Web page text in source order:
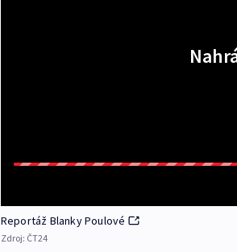
Reportáž Blanky Poulové
Zdroj: ČT24